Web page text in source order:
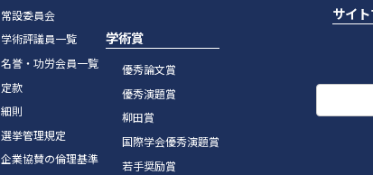
常設委員会
学術評議員一覧
名誉・功労会員一覧
定款
細則
選挙管理規定
企業協賛の倫理基準
学術賞
優秀論文賞
優秀演題賞
柳田賞
国際学会優秀演題賞
若手奨励賞
サイ